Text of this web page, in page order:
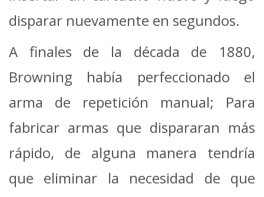
disparar nuevamente en segundos.
A finales de la década de 1880,
Browning había perfeccionado el
arma de repetición manual; Para
fabricar armas que dispararan más
rápido, de alguna manera tendría
que eliminar la necesidad de que